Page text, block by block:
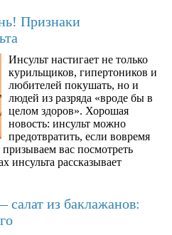
Признаки
Инсульт настигает не только
курильщиков, гипертоников и
любителей покушать, но и
людей из разряда «вроде бы в
целом здоров». Хорошая
новость: инсульт можно
предотвратить, если вовремя
вас посмотреть
инсульта рассказывает
из баклажанов: